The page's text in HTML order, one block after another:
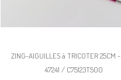
ZING-AIGUILLES à TRICOTER 25CM
47241 / C75123T500